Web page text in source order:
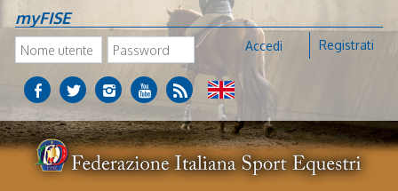
myFISE
Accedi Registrati